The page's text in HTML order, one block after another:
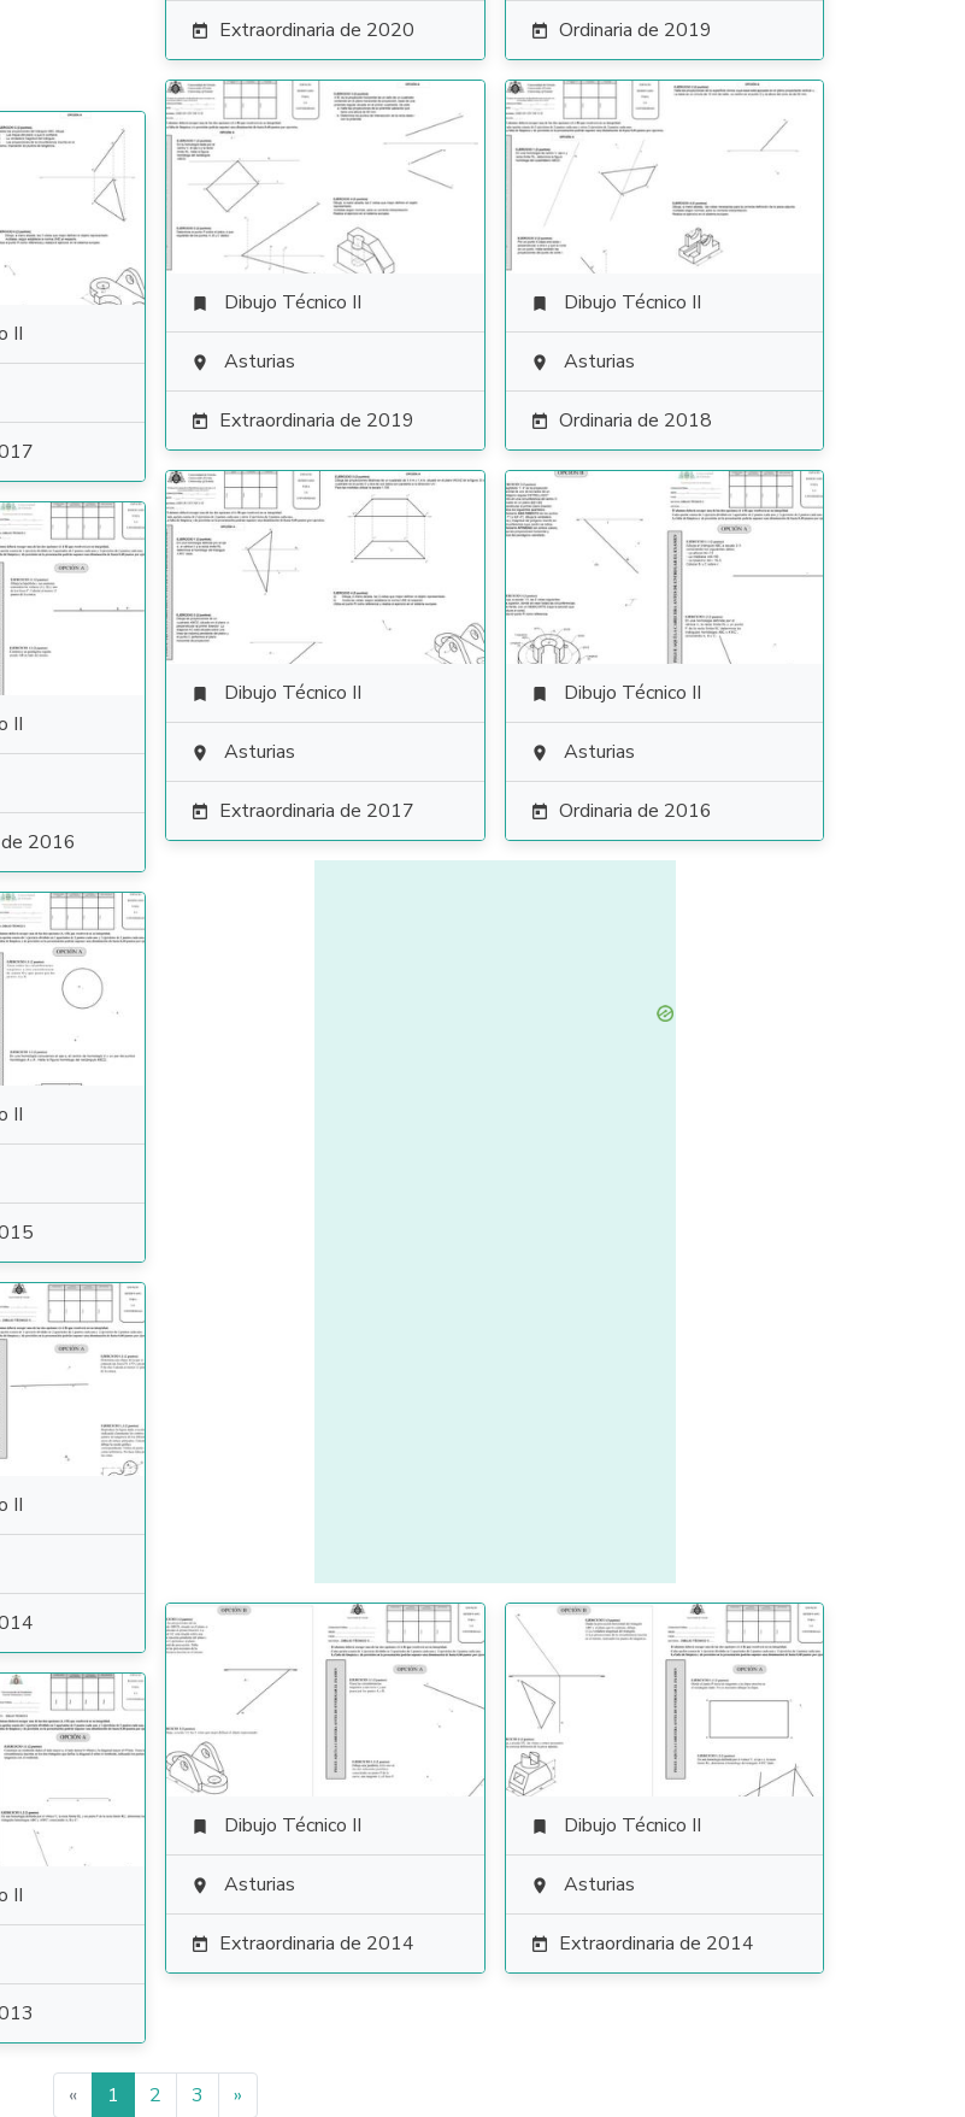
 Extraordinaria de 2020  Ordinaria de 2019
 Dibujo Técnico II
 Asturias
 Extraordinaria de 2019
 Dibujo Técnico II
 Asturias
 Ordinaria de 2018
II
 Dibujo Técnico II
 Asturias
 Extraordinaria de 2017
 Dibujo Técnico II
 Asturias
 Ordinaria de 2016
II
2016
II
II
 Dibujo Técnico II
 Asturias
 Extraordinaria de 2014
 Dibujo Técnico II
 Asturias
 Extraordinaria de 2014
II
« 1 2 3 »